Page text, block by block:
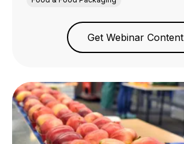
Get Webinar Content